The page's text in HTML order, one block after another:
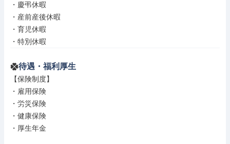
・慶弔休暇
・産前産後休暇
・育児休暇
・特別休暇
待遇・福利厚生
【保険制度】
・雇用保険
・労災保険
・健康保険
・厚生年金